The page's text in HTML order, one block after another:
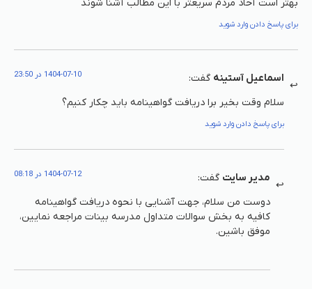
بهتر است آحاد مردم سریعتر با این مطالب آشنا شوند
برای پاسخ دادن وارد شوید
اسماعیل آستینه گفت: 1404-07-10 در 23:50
سلام وقت بخیر برا دریافت گواهینامه باید چکار کنیم؟
برای پاسخ دادن وارد شوید
مدیر سایت گفت: 1404-07-12 در 08:18
دوست من سلام، جهت آشنایی با نحوه دریافت گواهینامه
کافیه به بخش سوالات متداول مدرسه بینات مراجعه نمایین،
موفق باشین.